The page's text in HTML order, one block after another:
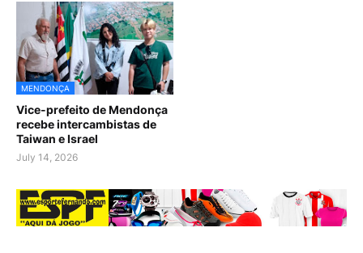
MENDONÇA
Vice-prefeito de Mendonça
recebe intercambistas de
Taiwan e Israel
July 14, 2026